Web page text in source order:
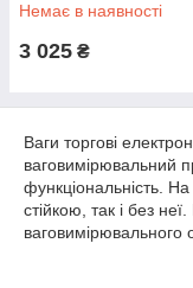
Немає в наявності
3 025 ₴
Ваги торгові
ваговимірювальний
функціональність.
стійкою, так і без
ваговимірювального
прилад зручніше